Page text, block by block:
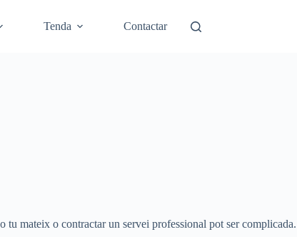
Tenda Contactar
mateix o contractar un servei professional pot ser complicada.